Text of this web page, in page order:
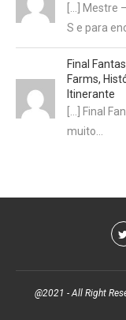
[…] Mestre
S e para
Final
Farms,
Itinerante
[…] Final
muito…
@2021 - All Right